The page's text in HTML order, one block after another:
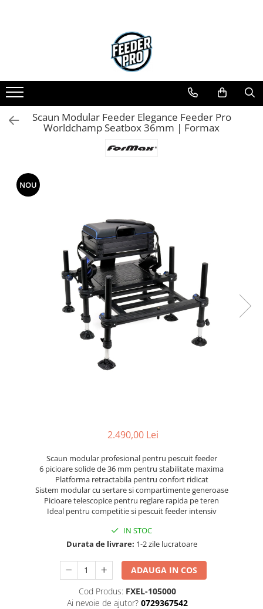
Mulinete
Accesorii Diverse
Mincioguri si Juvelnice
Scaune si Accesorii
Fire
Nade si Momeli
Scaun Modular Feeder Elegance Feeder Pro
Worldchamp Seatbox 36mm | Formax
NOU
2.490,00 Lei
Scaun modular profesional pentru pescuit feeder
6 picioare solide de 36 mm pentru stabilitate maxima
Platforma retractabila pentru confort ridicat
Sistem modular cu sertare si compartimente generoase
Picioare telescopice pentru reglare rapida pe teren
Ideal pentru competitie si pescuit feeder intensiv
IN STOC
Durata de livrare: 1-2 zile lucratoare
ADAUGA IN COS
Cod Produs: FXEL-105000
Ai nevoie de ajutor? 0729367542